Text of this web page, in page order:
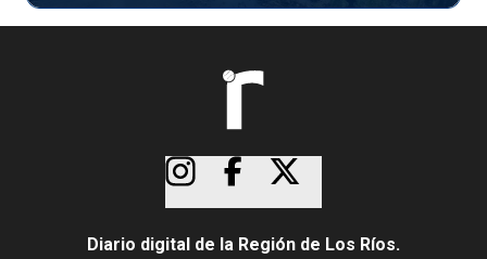
Diario digital de la Región de Los Ríos.